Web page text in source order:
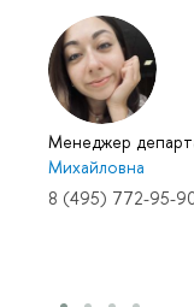
Менеджер
Михайловна
8 (495) 772-95-